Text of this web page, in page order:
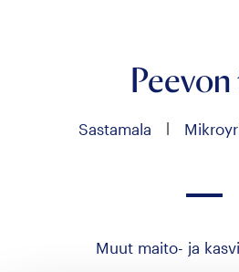
Sastamala |
Muut maito- ja